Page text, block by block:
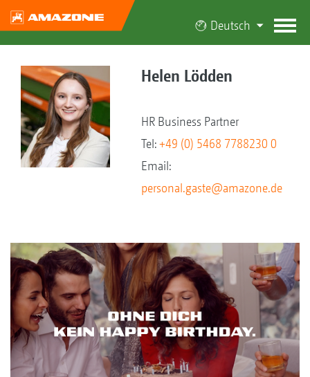
Deutsch
Helen Lödden
HR Business Partner
Tel:+49 (0) 5468 7788230 0
Email:
personal.gaste@amazone.de